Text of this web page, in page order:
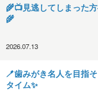
🌾📺見逃してしまった
🌾
2026.07.13
🪥歯みがき名人を目指
タイム✨